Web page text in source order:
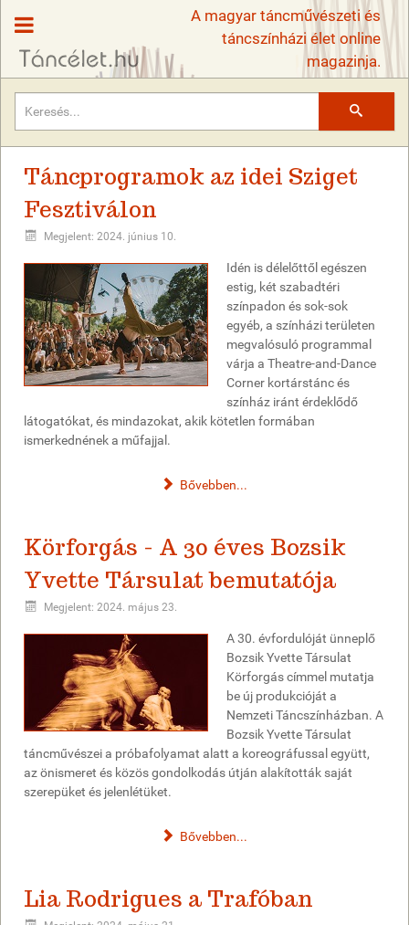
A magyar táncművészeti és
táncszínházi élet online
magazinja.
Táncprogramok az idei Sziget
Fesztiválon
Megjelent: 2024. június 10.
Idén is délelőttől egészen
estig, két szabadtéri
színpadon és sok-sok
egyéb, a színházi területen
megvalósuló programmal
várja a Theatre-and-Dance
Corner kortárstánc és
színház iránt érdeklődő
látogatókat, és mindazokat, akik kötetlen formában
ismerkednének a műfajjal.
Bővebben...
Körforgás - A 30 éves Bozsik
Yvette Társulat bemutatója
Megjelent: 2024. május 23.
A 30. évfordulóját ünneplő
Bozsik Yvette Társulat
Körforgás címmel mutatja
be új produkcióját a
Nemzeti Táncszínházban. A
Bozsik Yvette Társulat
táncművészei a próbafolyamat alatt a koreográfussal együtt,
az önismeret és közös gondolkodás útján alakították saját
szerepüket és jelenlétüket.
Bővebben...
Lia Rodrigues a Trafóban